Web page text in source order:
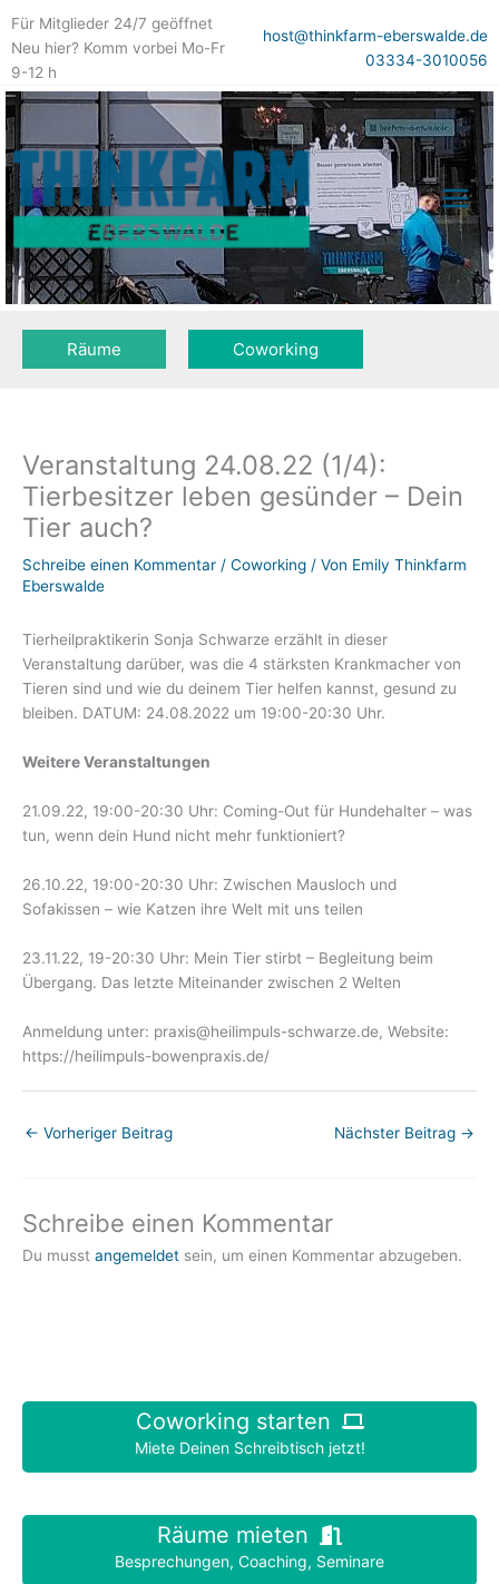
Für Mitglieder 24/7 geöffnet
Neu hier? Komm vorbei Mo-Fr
9-12 h
host@thinkfarm-eberswalde.de
03334-3010056
Räume Coworking
Veranstaltung 24.08.22 (1/4):
Tierbesitzer leben gesünder – Dein
Tier auch?
Schreibe einen Kommentar / Coworking / Von Emily Thinkfarm
Eberswalde
Tierheilpraktikerin Sonja Schwarze erzählt in dieser
Veranstaltung darüber, was die 4 stärksten Krankmacher von
Tieren sind und wie du deinem Tier helfen kannst, gesund zu
bleiben. DATUM: 24.08.2022 um 19:00-20:30 Uhr.
Weitere Veranstaltungen
21.09.22, 19:00-20:30 Uhr: Coming-Out für Hundehalter – was
tun, wenn dein Hund nicht mehr funktioniert?
26.10.22, 19:00-20:30 Uhr: Zwischen Mausloch und
Sofakissen – wie Katzen ihre Welt mit uns teilen
23.11.22, 19-20:30 Uhr: Mein Tier stirbt – Begleitung beim
Übergang. Das letzte Miteinander zwischen 2 Welten
Anmeldung unter: praxis@heilimpuls-schwarze.de, Website:
https://heilimpuls-bowenpraxis.de/
← Vorheriger Beitrag Nächster Beitrag →
Schreibe einen Kommentar
Du musst angemeldet sein, um einen Kommentar abzugeben.
Coworking starten
Miete Deinen Schreibtisch jetzt!
Räume mieten
Besprechungen, Coaching, Seminare